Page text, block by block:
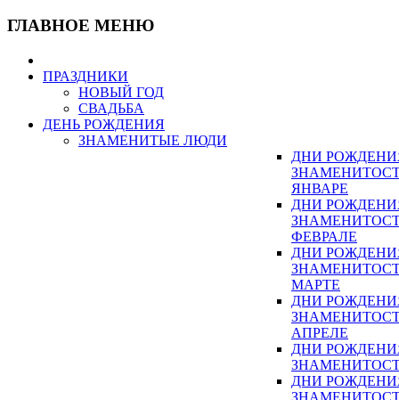
ГЛАВНОЕ МЕНЮ
ПРАЗДНИКИ
НОВЫЙ ГОД
СВАДЬБА
ДЕНЬ РОЖДЕНИЯ
ЗНАМЕНИТЫЕ ЛЮДИ
ДНИ
ЯНВАРЕ
ДНИ
ФЕВРАЛЕ
ДНИ
МАРТЕ
ДНИ
АПРЕЛЕ
ДНИ
ДНИ